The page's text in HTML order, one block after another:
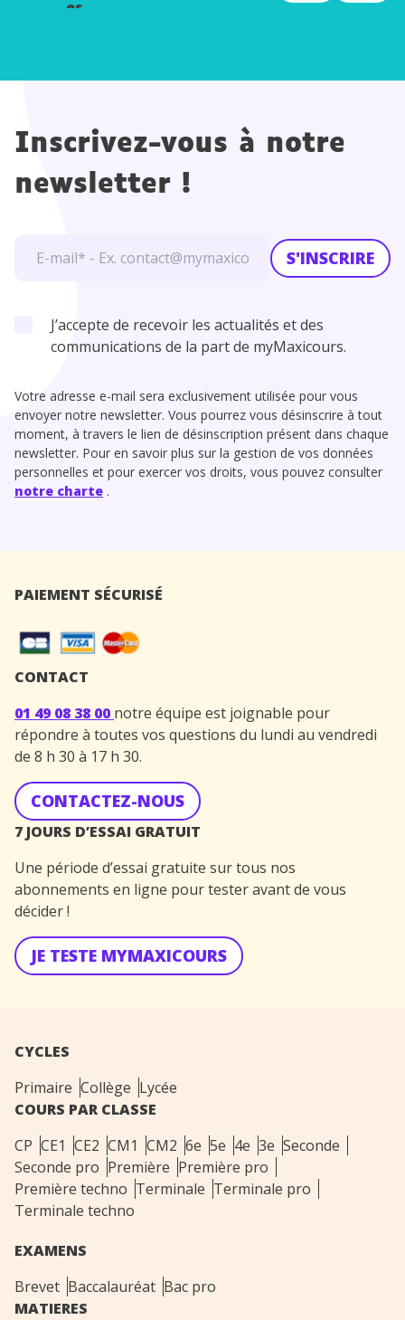
es
Inscrivez-vous à notre
newsletter !
S'INSCRIRE
J’accepte de recevoir les actualités et des
communications de la part de myMaxicours.
Votre adresse e-mail sera exclusivement utilisée pour vous
envoyer notre newsletter. Vous pourrez vous désinscrire à tout
moment, à travers le lien de désinscription présent dans chaque
newsletter. Pour en savoir plus sur la gestion de vos données
personnelles et pour exercer vos droits, vous pouvez consulter
notre charte .
PAIEMENT SÉCURISÉ
CONTACT
01 49 08 38 00 notre équipe est joignable pour
répondre à toutes vos questions du lundi au vendredi
de 8 h 30 à 17 h 30.
CONTACTEZ-NOUS
7 JOURS D’ESSAI GRATUIT
Une période d’essai gratuite sur tous nos
abonnements en ligne pour tester avant de vous
décider !
JE TESTE MYMAXICOURS
CYCLES
Primaire Collège Lycée
COURS PAR CLASSE
CP CE1 CE2 CM1 CM2 6e 5e 4e 3e Seconde
Seconde pro Première Première pro
Première techno Terminale Terminale pro
Terminale techno
EXAMENS
Brevet Baccalauréat Bac pro
MATIERES